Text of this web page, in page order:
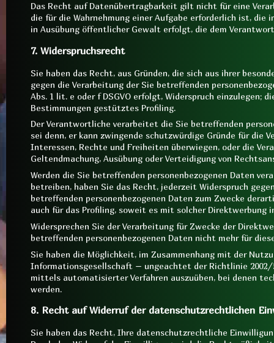
Das Recht auf Datenübertragbarkeit gilt nicht für eine
die für die Wahrnehmung einer Aufgabe erforderlich ist,
in Ausübung öffentlicher Gewalt erfolgt, die dem
7. Widerspruchsrecht
Sie haben das Recht, aus Gründen, die sich aus ihrer
gegen die Verarbeitung der Sie betreffenden
Abs. 1 lit. e oder f DSGVO erfolgt, Widerspruch einzulegen;
Bestimmungen gestütztes Profiling.
Der Verantwortliche verarbeitet die Sie betreffenden
sei denn, er kann zwingende schutzwürdige Gründe für die
Interessen, Rechte und Freiheiten überwiegen, oder die
Geltendmachung, Ausübung oder Verteidigung von
Werden die Sie betreffenden personenbezogenen Daten
betreiben, haben Sie das Recht, jederzeit Widerspruch
betreffenden personenbezogenen Daten zum Zwecke
auch für das Profiling, soweit es mit solcher Direktwerbung
Widersprechen Sie der Verarbeitung für Zwecke der
betreffenden personenbezogenen Daten nicht mehr für
Sie haben die Möglichkeit, im Zusammenhang mit der
Informationsgesellschaft – ungeachtet der Richtlinie
mittels automatisierter Verfahren auszuüben, bei denen
werden.
8. Recht auf Widerruf der datenschutzrechtlichen
Sie haben das Recht, Ihre datenschutzrechtliche